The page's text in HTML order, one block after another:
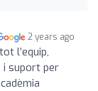
2 years ago
l’equip,
i suport per